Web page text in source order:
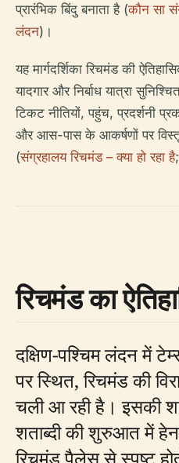
प्रारंभिक बिंदु बनाता है (कौन सा
लंदन)।
यह मार्गदर्शिका रिचमंड की
यादगार और निर्बाध यात्रा
टिकट नीतियों, पहुंच, प्रदर्शनी
और आस-पास के आकर्षणों पर
(संग्रहालय रिचमंड – क्या हो रहा है
रिचमंड का
दक्षिण-पश्चिम लंदन में
पर स्थित, रिचमंड की
चली आ रही है। इसकी
शताब्दी की शुरुआत में